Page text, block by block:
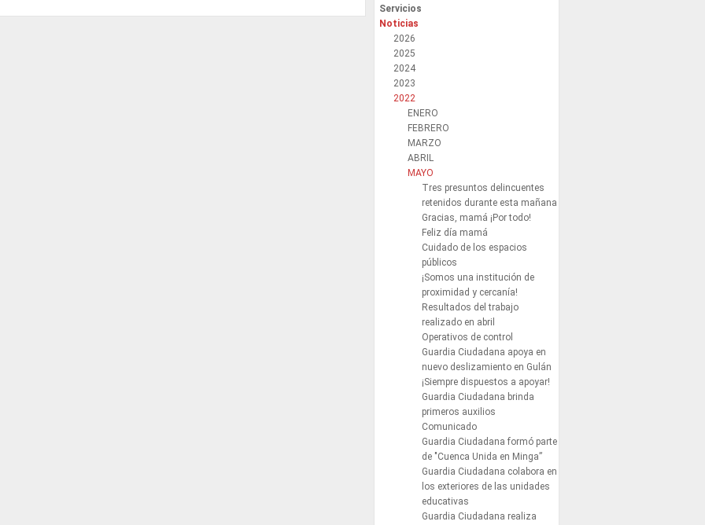
Servicios
Noticias
2026
2025
2024
2023
2022
ENERO
FEBRERO
MARZO
ABRIL
MAYO
Tres presuntos delincuentes
retenidos durante esta mañana
Gracias, mamá ¡Por todo!
Feliz día mamá
Cuidado de los espacios
públicos
¡Somos una institución de
proximidad y cercanía!
Resultados del trabajo
realizado en abril
Operativos de control
Guardia Ciudadana apoya en
nuevo deslizamiento en Gulán
¡Siempre dispuestos a apoyar!
Guardia Ciudadana brinda
primeros auxilios
Comunicado
Guardia Ciudadana formó parte
de "Cuenca Unida en Minga”
Guardia Ciudadana colabora en
los exteriores de las unidades
educativas
Guardia Ciudadana realiza